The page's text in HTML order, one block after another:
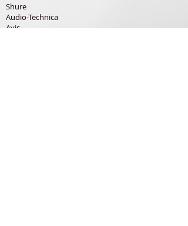
Shure
Audio-Technica
Avis